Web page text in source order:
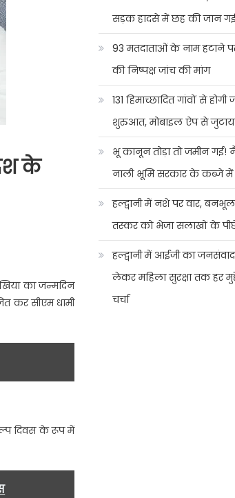
के
का जन्मदिन
कर सीएम धामी
दिवस के रूप में
सड़क हादसे में छह की जान
93 मतदाताओं के नाम हटाने
की निष्पक्ष जांच की मांग
131 हिमाच्छादित गांवों से
शुरुआत, मोबाइल ऐप से जुटाया
भू कानून तोड़ा तो जमीन गई!
नाली भूमि सरकार के कब्जे में
हल्द्वानी में नशे पर वार,
तस्कर को भेजा सलाखों के
हल्द्वानी में आईजी का
लेकर महिला सुरक्षा तक हर
चर्चा